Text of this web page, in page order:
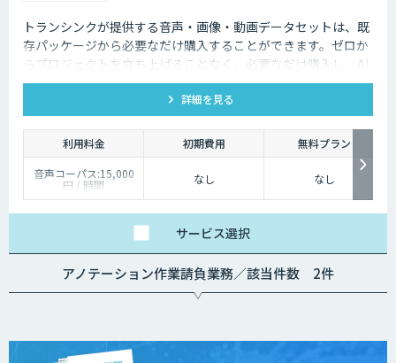
トランシンクが提供する音声・画像・動画データセットは、既
存パッケージから必要なだけ購入することができます。ゼロか
らプロジェクトを立ち上げることなく、必要なだけ購入し、AI
モデルの開発ができます。
詳細を見る
利用料金 初期費用
無料プラン
音声コーパス:15,000
円 / 時間
人物写真画像収集:300
なし なし
サービス選択
アノテーション作業請負業務／該当件数 2件